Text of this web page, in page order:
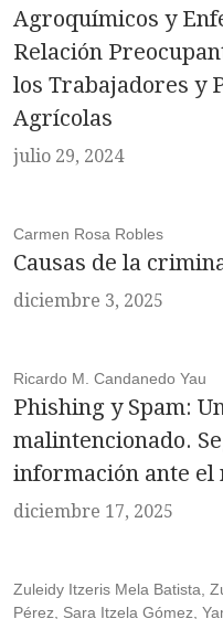
Agroquímicos y
Relación
los Trabajadores y
Agrícolas
julio 29, 2024
Carmen Rosa Robles
Causas de la
diciembre 3, 2025
Ricardo M. Candanedo Yau
Phishing y Spam:
malintencionado.
información ante el
diciembre 17, 2025
Zuleidy Itzeris Mela Batista,
Pérez, Sara Itzela Gómez,